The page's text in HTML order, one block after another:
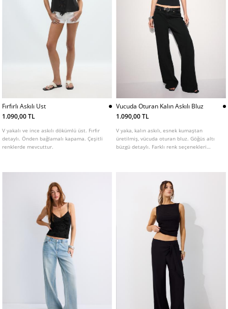
Fırfırlı Askılı Ust
1.090,00 TL
V yakalı ve ince askılı dökümlü üst. Fırfır
detaylı. Önden bağlamalı kapama. Çeşitli
renklerde mevcuttur.
Vucuda Oturan Kalın Askılı Bluz
1.090,00 TL
V yaka, kalın askılı, esnek kumaştan
üretilmiş, vücuda oturan bluz. Göğüs altı
büzgü detaylı. Farklı renk seçenekleri